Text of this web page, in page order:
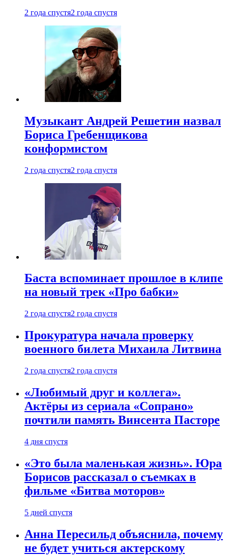
2 года спустя2 года спустя
Музыкант Андрей Решетин назвал
Бориса Гребенщикова
конформистом
2 года спустя2 года спустя
Баста вспоминает прошлое в клипе
на новый трек «Про бабки»
2 года спустя2 года спустя
Прокуратура начала проверку
военного билета Михаила Литвина
2 года спустя2 года спустя
«Любимый друг и коллега».
Актёры из сериала «Сопрано»
почтили память Винсента Пасторе
4 дня спустя
«Это была маленькая жизнь». Юра
Борисов рассказал о съемках в
фильме «Битва моторов»
5 дней спустя
Анна Пересильд объяснила, почему
не будет учиться актерскому